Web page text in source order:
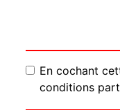
En cochant
conditions